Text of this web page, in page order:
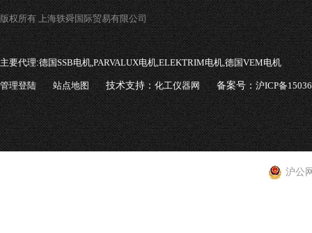
版权所有 上海轶舜国际贸易有限公司
主要代理:德国SSB电机,PARVALUX电机,ELEKTRIM电机,德国VEM电机
管理登陆 站点地图 技术支持：化工仪器网 备案号：沪ICP备
沪公